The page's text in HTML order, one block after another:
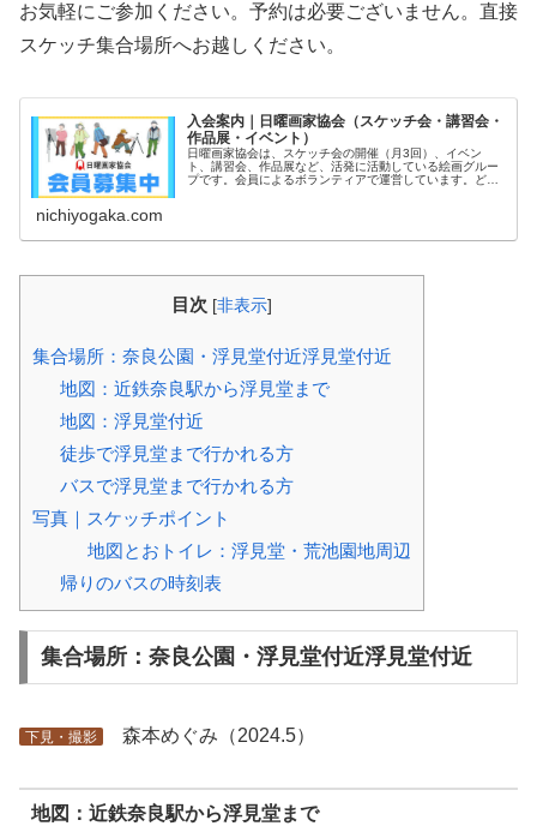
お気軽にご参加ください。予約は必要ございません。直接
スケッチ集合場所へお越しください。
入会案内｜日曜画家協会（スケッチ会・講習会・
作品展・イベント）
日曜画家協会は、スケッチ会の開催（月3回）、イベン
ト、講習会、作品展など、活発に活動している絵画グルー
プです。会員によるボランティアで運営しています。どな
nichiyogaka.com
目次 [非表示]
集合場所：奈良公園・浮見堂付近浮見堂付近
地図：近鉄奈良駅から浮見堂まで
地図：浮見堂付近
徒歩で浮見堂まで行かれる方
バスで浮見堂まで行かれる方
写真｜スケッチポイント
地図とおトイレ：浮見堂・荒池園地周辺
帰りのバスの時刻表
集合場所：奈良公園・浮見堂付近浮見堂付近
下見・撮影 森本めぐみ（2024.5）
地図：近鉄奈良駅から浮見堂まで